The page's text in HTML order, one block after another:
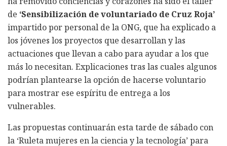
de ‘Sensibilización de voluntariado de Cruz Roja’
impartido por personal de la ONG, que ha explicado a
los jóvenes los proyectos que desarrollan y las
actuaciones que llevan a cabo para ayudar a los que
más lo necesitan. Explicaciones tras las cuales algunos
podrían plantearse la opción de hacerse voluntario
para mostrar ese espíritu de entrega a los
vulnerables.
Las propuestas continuarán esta tarde de sábado con
la ‘Ruleta mujeres en la ciencia y la tecnología’ para